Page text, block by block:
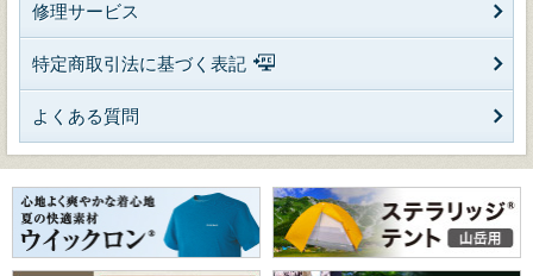
修理サービス
特定商取引法に基づく表記
よくある質問